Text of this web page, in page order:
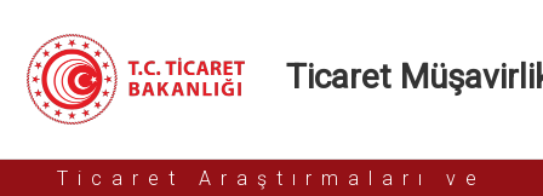
Ticaret
Ticaret Araştırmaları ve